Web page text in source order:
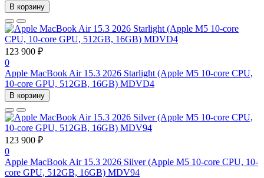
В корзину
123 900 ₽
0
Apple MacBook Air 15.3 2026 Starlight (Apple M5 10-core CPU,
10-core GPU, 512GB, 16GB) MDVD4
В корзину
123 900 ₽
0
Apple MacBook Air 15.3 2026 Silver (Apple M5 10-core CPU, 10-
core GPU, 512GB, 16GB) MDV94